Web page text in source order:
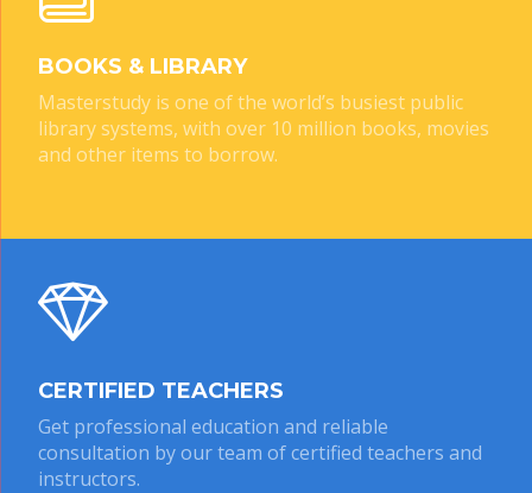
BOOKS & LIBRARY
Masterstudy is one of the world’s busiest public
library systems, with over 10 million books, movies
and other items to borrow.
CERTIFIED TEACHERS
Get professional education and reliable
consultation by our team of certified teachers and
instructors.